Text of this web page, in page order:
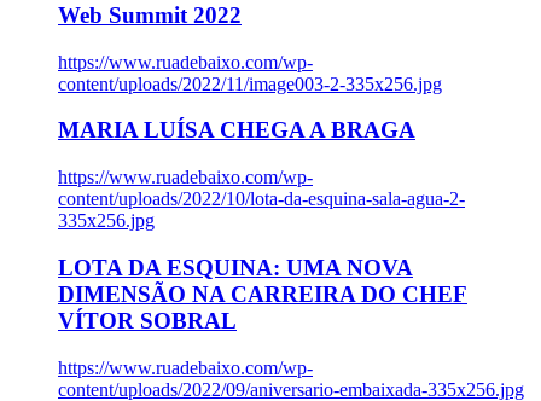
Web Summit 2022
https://www.ruadebaixo.com/wp-
content/uploads/2022/11/image003-2-335x256.jpg
MARIA LUÍSA CHEGA A BRAGA
https://www.ruadebaixo.com/wp-
content/uploads/2022/10/lota-da-esquina-sala-agua-2-
335x256.jpg
LOTA DA ESQUINA: UMA NOVA
DIMENSÃO NA CARREIRA DO CHEF
VÍTOR SOBRAL
https://www.ruadebaixo.com/wp-
content/uploads/2022/09/aniversario-embaixada-335x256.jpg